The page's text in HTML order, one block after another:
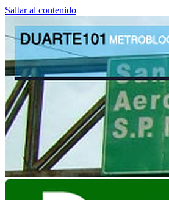
Saltar al contenido